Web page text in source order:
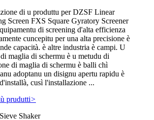
di u produttu per DZSF Linear
Screen FXS Square Gyratory Screener
di screening d'alta efficienza
cuncepitu per una alta precisione è
capacità. è altre industria è campi. U
maglia di schermu è u metudu di
di maglia di schermu è balli chì
adoptanu un disignu apertu rapidu è
cusì l'installazione ...
prudutti>